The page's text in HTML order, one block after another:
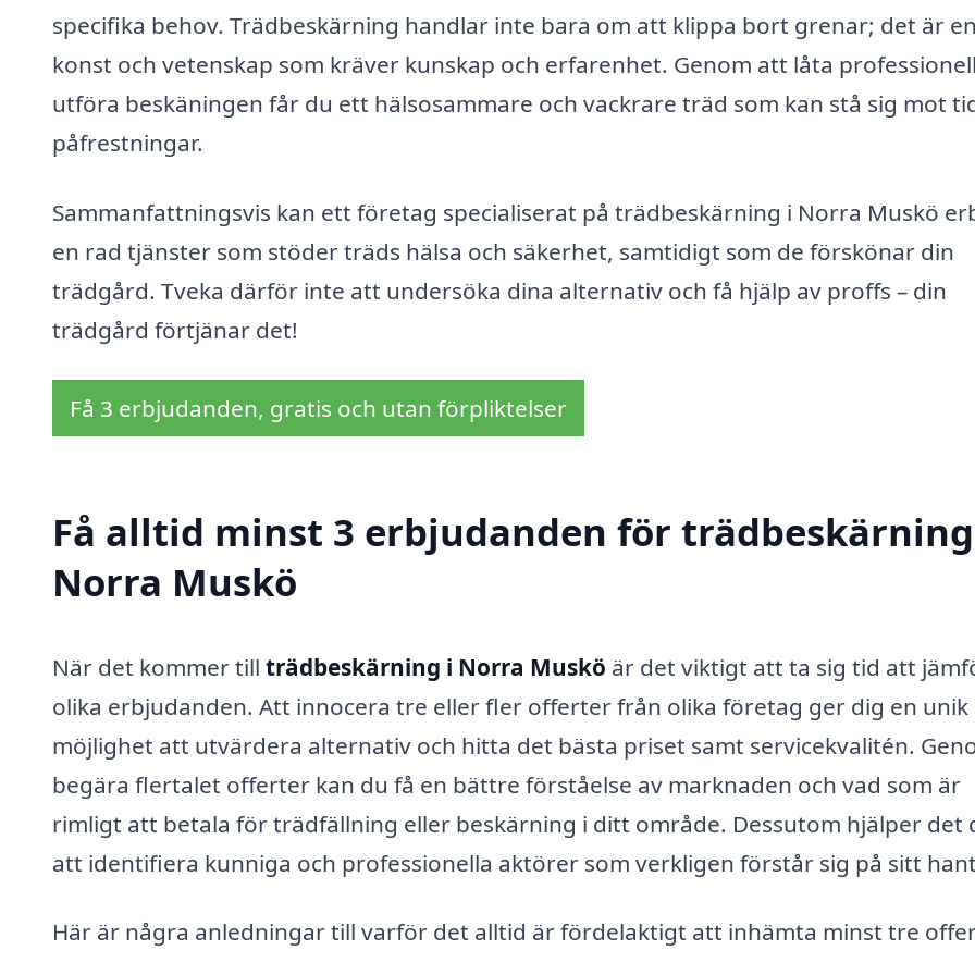
specifika behov. Trädbeskärning handlar inte bara om att klippa bort grenar; det är en
konst och vetenskap som kräver kunskap och erfarenhet. Genom att låta
utföra beskäningen får du ett hälsosammare och vackrare träd som kan stå sig mot
påfrestningar.
Sammanfattningsvis kan ett företag specialiserat på trädbeskärning i Norra Muskö
en rad tjänster som stöder träds hälsa och säkerhet, samtidigt som de förskönar din
trädgård. Tveka därför inte att undersöka dina alternativ och få hjälp av proffs – din
trädgård förtjänar det!
Få 3 erbjudanden, gratis och utan förpliktelser
Få alltid minst 3 erbjudanden för
Norra Muskö
När det kommer till trädbeskärning i Norra Muskö är det viktigt att ta sig tid att
olika erbjudanden. Att inno­cera tre eller fler offerter från olika företag ger dig en unik
möjlighet att utvärdera alternativ och hitta det bästa priset samt service­kvalitén.
begära flertalet offerter kan du få en bättre förståelse av marknaden och vad som är
rimligt att betala för trädfällning eller beskärning i ditt område. Dessutom hjälper det
att identifiera kunniga och professionella aktörer som verkligen förstår sig på sitt
Här är några anledningar till varför det alltid är fördelaktigt att in­hämta minst tre